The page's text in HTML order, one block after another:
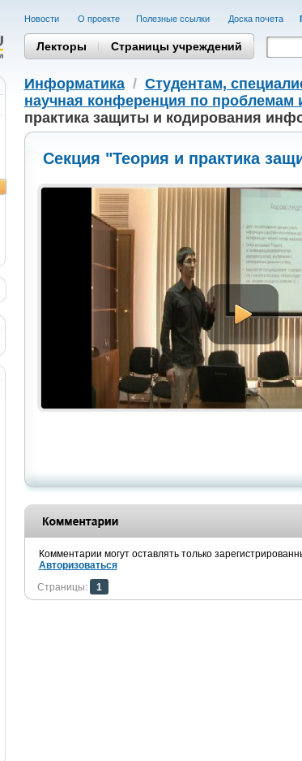
Новости О проекте Полезные cсылки Доска почета
Лекторы Страницы учреждений
Информатика/ Студентам,
научная конференция по
практика защиты и кодирования
Секция "Теория и практика
Комментарии могут оставлять только
Авторизоваться
Страницы:
1